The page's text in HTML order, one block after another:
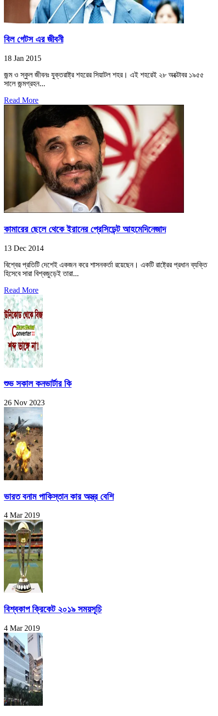
বিল গেটস এর জীবনী
18 Jan 2015
জন্ম ও স্কুল জীবনঃ যুক্তরাষ্ট্র শহরের সিয়াটল শহর। এই শহরেই ২৮ অক্টোবর ১৯৫৫
সালে জন্মগ্রহন...
Read More
কামারের ছেলে থেকে ইরানের প্রেসিডেন্ট আহমেদিনেজাদ
13 Dec 2014
বিশ্বের প্রতিটি দেশেই একজন করে শাসনকর্তা রয়েছেন। একটি রাষ্ট্রের প্রধান ব্যক্তি
হিসেবে সারা বিশ্বজুড়েই তারা...
Read More
শুভ সকাল কনভার্টার কি
26 Nov 2023
ভারত বনাম পাকিস্তান কার অস্ত্র বেশি
4 Mar 2019
বিশ্বকাপ ক্রিকেট ২০১৯ সময়সূচি
4 Mar 2019